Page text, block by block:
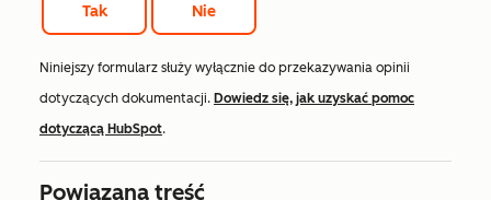
Tak Nie
Niniejszy formularz służy wyłącznie do przekazywania opinii
dotyczących dokumentacji. Dowiedz się, jak uzyskać pomoc
dotyczącą HubSpot.
Powiązana treść